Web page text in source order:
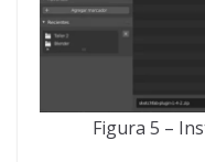
Figura 5 –